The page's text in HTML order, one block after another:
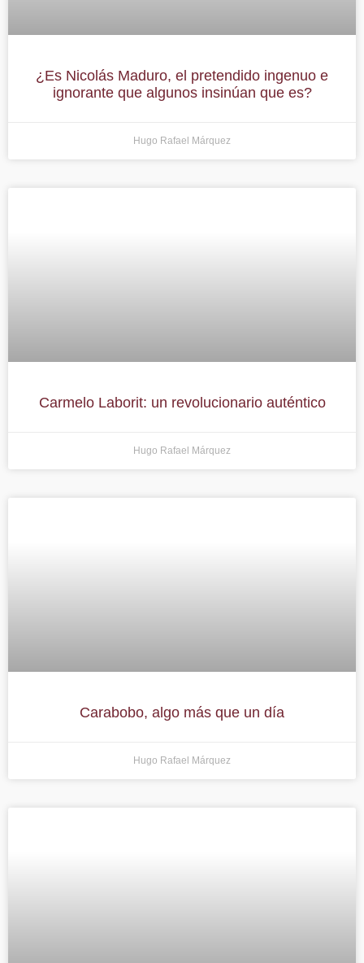
¿Es Nicolás Maduro, el pretendido ingenuo e
ignorante que algunos insinúan que es?
Hugo Rafael Márquez
Carmelo Laborit: un revolucionario auténtico
Hugo Rafael Márquez
Carabobo, algo más que un día
Hugo Rafael Márquez